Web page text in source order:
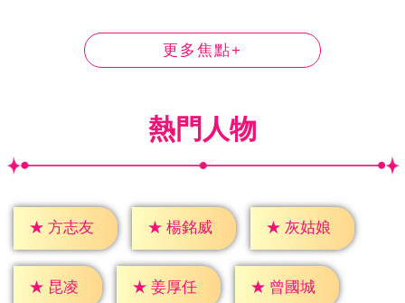
更多焦點+
熱門人物
★ 方志友 ★ 楊銘威 ★ 灰姑娘
★ 昆凌 ★ 姜厚任 ★ 曾國城